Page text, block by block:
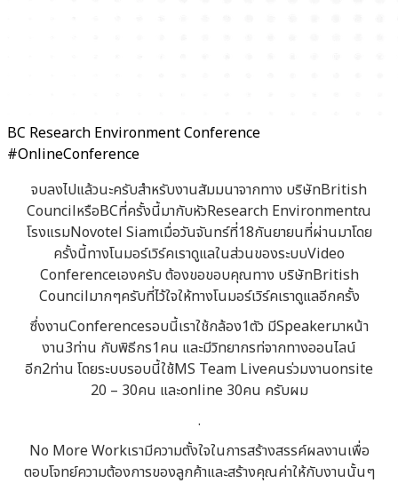
BC Research Environment Conference
#OnlineConference
จบลงไปแล้วนะครับสำหรับงานสัมมนาจากทาง บริษัทBritish
CouncilหรือBCที่ครั้งนี้มากับหัวResearch Environmentณ
โรงแรมNovotel Siamเมื่อวันจันทร์ที่18กันยายนที่ผ่านมาโดย
ครั้งนี้ทางโนมอร์เวิร์คเราดูแลในส่วนของระบบVideo
Conferenceเองครับ ต้องขอขอบคุณทาง บริษัทBritish
Councilมากๆครับที่ไว้ใจให้ทางโนมอร์เวิร์คเราดูแลอีกครั้ง
ซึ่งงานConferenceรอบนี้เราใช้กล้อง1ตัว มีSpeakerมาหน้า
งาน3ท่าน กับพิธีกร1คน และมีวิทยากรท่จากทางออนไลน์
อีก2ท่าน โดยระบบรอบนี้ใช้MS Team Liveคนร่วมงานonsite
20 – 30คน และonline 30คน ครับผม
.
No More Workเรามีความตั้งใจในการสร้างสรรค์ผลงานเพื่อ
ตอบโจทย์ความต้องการของลูกค้าและสร้างคุณค่าให้กับงานนั้นๆ